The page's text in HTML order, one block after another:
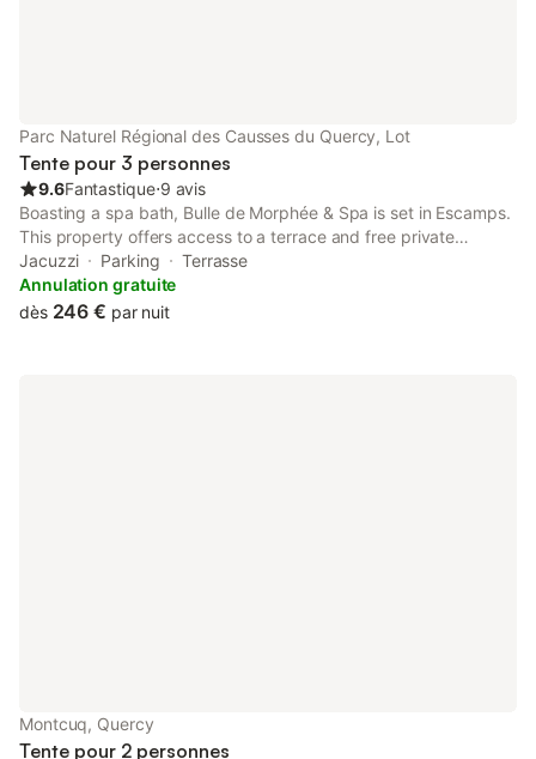
Parc Naturel Régional des Causses du Quercy, Lot
Tente pour 3 personnes
9.6Fantastique⋅9 avis
Boasting a spa bath, Bulle de Morphée & Spa is set in Escamps.
This property offers access to a terrace and free private
parking. Guests can use the spa and wellness centre with a hot
tub, and open-air bath, as well as a garden.
Jacuzzi Parking
Terrasse
Annulation gratuite
dès 246 € par nuit
Montcuq, Quercy
Tente pour 2 personnes